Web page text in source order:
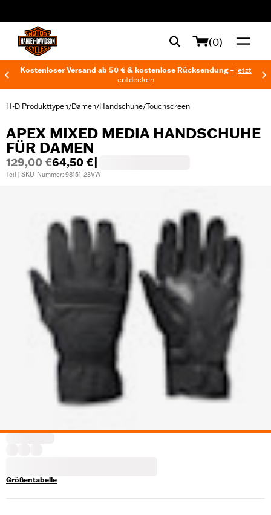
(0)
Kostenloser Versand ab 50 € & kostenlose Rücksendung – jetzt
entdecken
H-D Produkttypen/Damen/Handschuhe/Touchscreen
APEX MIXED MEDIA HANDSCHUHE
FÜR DAMEN
129,00 €64,50 €
Teil | SKU-Nummer: 98151-23VW
Größentabelle